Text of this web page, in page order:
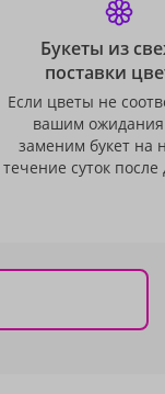
Букеты из
поставки
Если цветы не
вашим
заменим букет на
течение суток после